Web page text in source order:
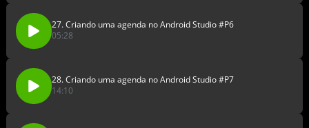
27. Criando uma agenda no Android Studio #P6
05:28
28. Criando uma agenda no Android Studio #P7
14:10